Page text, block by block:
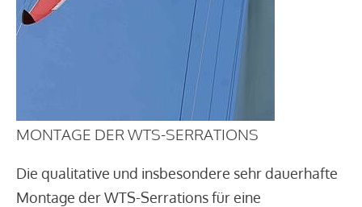
MONTAGE DER WTS-SERRATIONS
Die qualitative und insbesondere sehr dauerhafte
Montage der WTS-Serrations für eine